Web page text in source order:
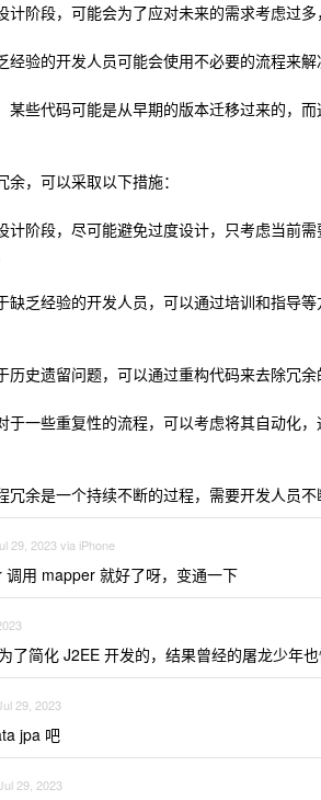
计阶段，可能会为了应对未来的需求考虑过多
经验的开发人员可能会使用不必要的流程来解
某些代码可能是从早期的版本迁移过来的，
余，可以采取以下措施：
计阶段，尽可能避免过度设计，只考虑当前
缺乏经验的开发人员，可以通过培训和指导
历史遗留问题，可以通过重构代码来去除冗余
于一些重复性的流程，可以考虑将其自动化
冗余是一个持续不断的过程，需要开发人员
29, 2023 via iPhone
调用 mapper 就好了呀，变通一下
了简化 J2EE 开发的，结果曾经的屠龙少年
29, 2023
jpa 吧
29, 2023